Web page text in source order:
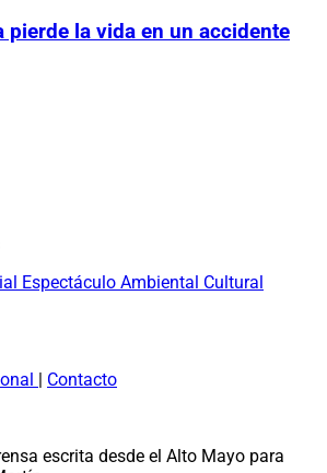
la vida en un accidente
Espectáculo Ambiental Cultural
| Contacto
escrita desde el Alto Mayo para